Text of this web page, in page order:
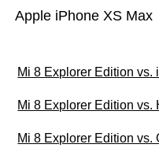
Apple iPhone XS Max
Mi 8 Explorer Edition vs.
Mi 8 Explorer Edition vs.
Mi 8 Explorer Edition vs.